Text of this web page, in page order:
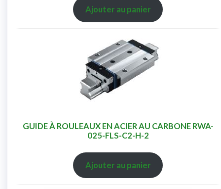
Ajouter au panier
GUIDE À ROULEAUX EN ACIER AU CARBONE RWA-
025-FLS-C2-H-2
Ajouter au panier